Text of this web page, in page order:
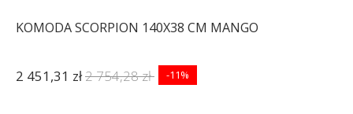
KOMODA SCORPION 140X38 CM MANGO
2 451,31 zł2 754,28 zł -11%